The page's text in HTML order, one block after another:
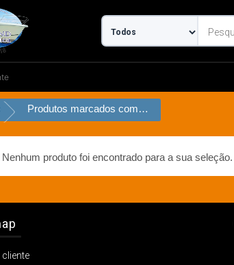
Produtos marcados com a tag “Colete Camisa Flutuadora com Proteção UV até 50 Kg”
Nenhum produto foi encontrado para a sua seleção.